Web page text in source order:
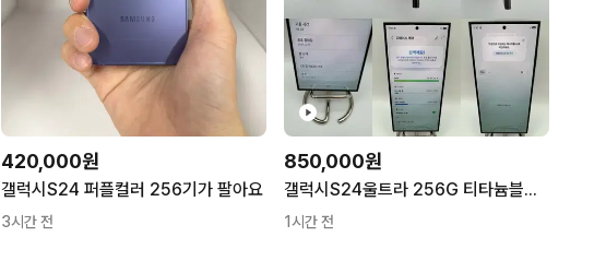
420,000원
갤럭시S24 퍼플컬러 256기가 팔아요
3시간 전
850,000원
갤럭시S24울트라 256G 티타늄블랙 S급!
1시간 전